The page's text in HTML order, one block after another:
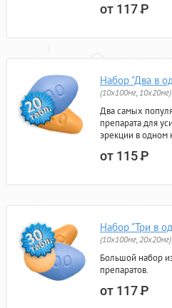
от 117Р
Набор "Два в
(10x100мг, 10x20мг)
Два самых
препарата для
эрекции в одном
от 115Р
Набор "Три в
(10x100мг, 20x20мг)
Большой набор
препаратов.
от 117Р